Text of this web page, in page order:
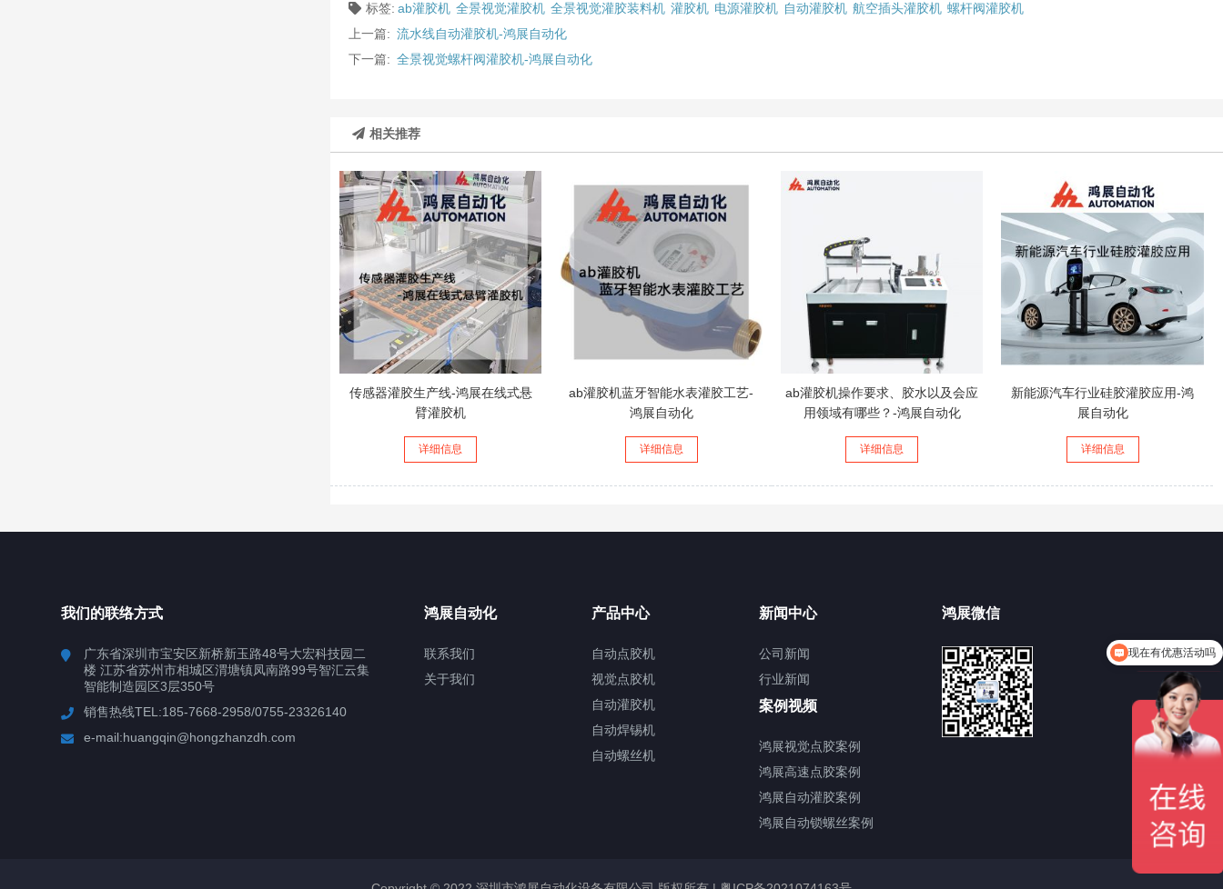
标签: ab灌胶机 全景视觉灌胶机 全景视觉灌胶装料机 灌胶机 电源灌胶机 自动灌胶机 航空插头灌胶机 螺杆阀灌胶机
上一篇: 流水线自动灌胶机-鸿展自动化
下一篇: 全景视觉螺杆阀灌胶机-鸿展自动化
相关推荐
传感器灌胶生产线-鸿展在线式悬
臂灌胶机
详细信息
ab灌胶机蓝牙智能水表灌胶工艺-
鸿展自动化
详细信息
ab灌胶机操作要求、胶水以及会应
用领域有哪些？-鸿展自动化
详细信息
新能源汽车行业硅胶灌胶应用-鸿
展自动化
详细信息
我们的联络方式
广东省深圳市宝安区新桥新玉路48号大宏科技园二
楼 江苏省苏州市相城区渭塘镇凤南路99号智汇云集
智能制造园区3层350号
销售热线TEL:185-7668-2958/0755-23326140
e-mail:huangqin@hongzhanzdh.com
鸿展自动化
联系我们
关于我们
产品中心
自动点胶机
视觉点胶机
自动灌胶机
自动焊锡机
自动螺丝机
新闻中心
公司新闻
行业新闻
案例视频
鸿展视觉点胶案例
鸿展高速点胶案例
鸿展自动灌胶案例
鸿展自动锁螺丝案例
鸿展微信
多工位点胶机有么？